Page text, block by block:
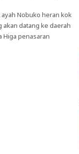
Nobuko heran kok
akan datang ke daerah
Higa penasaran